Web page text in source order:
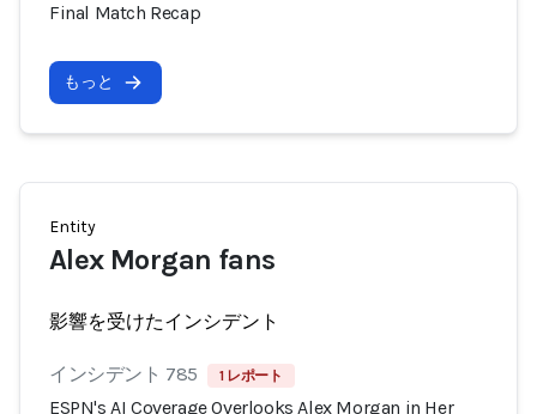
Final Match Recap
もっと
Entity
Alex Morgan fans
影響を受けたインシデント
インシデント 785 1 レポート
ESPN's AI Coverage Overlooks Alex Morgan in Her